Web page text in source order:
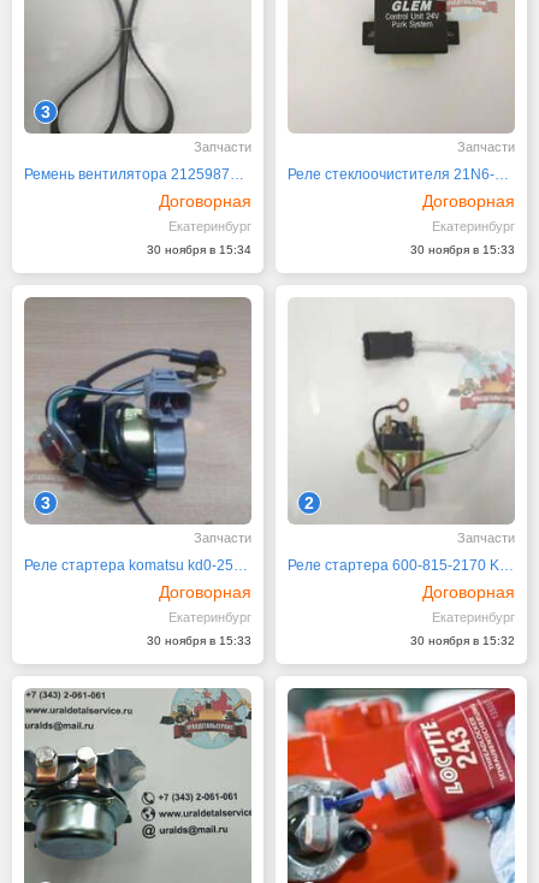
3
Запчасти
Ремень вентилятора 21259870 Volvo
Договорная
Екатеринбург
30 ноября в 15:34
Запчасти
Реле стеклоочистителя 21N6-01272 на Hyundai
Договорная
Екатеринбург
30 ноября в 15:33
3
Запчасти
Реле стартера komatsu kd0-25000-8333
Договорная
Екатеринбург
30 ноября в 15:33
2
Запчасти
Реле стартера 600-815-2170 Komatsu
Договорная
Екатеринбург
30 ноября в 15:32